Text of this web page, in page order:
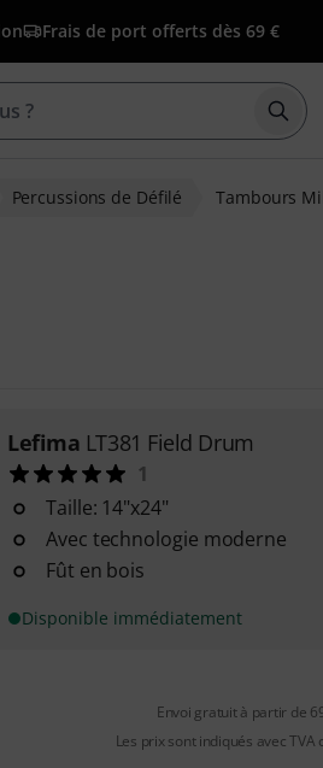
Frais de port offerts dès 69 €
Percussions de Défilé Tambours
Lefima LT381 Field Drum
1
Taille: 14"x24"
Avec technologie moderne
Fût en bois
Disponible immédiatement
Envoi gratuit à partir de
Les prix sont indiqués avec TVA